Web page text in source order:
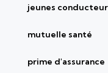
jeunes
mutuelle santé
prime d'assurance